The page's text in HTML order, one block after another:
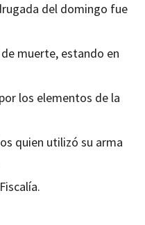
del domingo fue
muerte, estando en
los elementos de la
quien utilizó su arma